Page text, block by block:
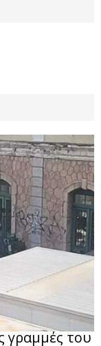
γραμμές του